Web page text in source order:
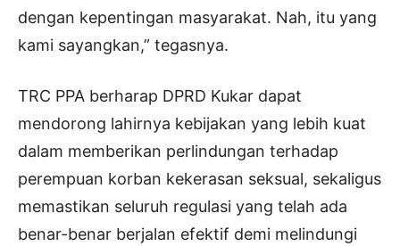
dengan kepentingan masyarakat. Nah, itu yang
kami sayangkan,” tegasnya.
TRC PPA berharap DPRD Kukar dapat
mendorong lahirnya kebijakan yang lebih kuat
dalam memberikan perlindungan terhadap
perempuan korban kekerasan seksual, sekaligus
memastikan seluruh regulasi yang telah ada
benar-benar berjalan efektif demi melindungi